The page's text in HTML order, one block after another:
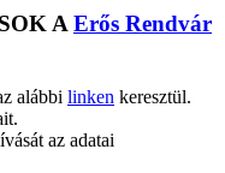
A Erős Rendvár
alábbi linken keresztül.
az adatai